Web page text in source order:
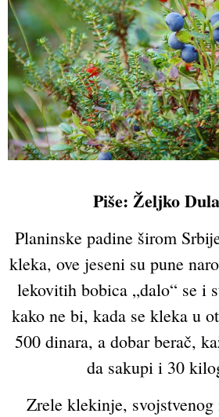
Piše: Željko
Planinske padine širom
kleka, ove jeseni su pune
lekovitih bobica „dalo“ se i
kako ne bi, kada se kleka u
500 dinara, a dobar berač,
da sakupi i 30
Zrele klekinje,